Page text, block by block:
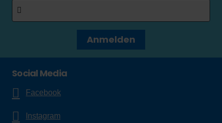
Anmelden
Social Media
Facebook
Instagram